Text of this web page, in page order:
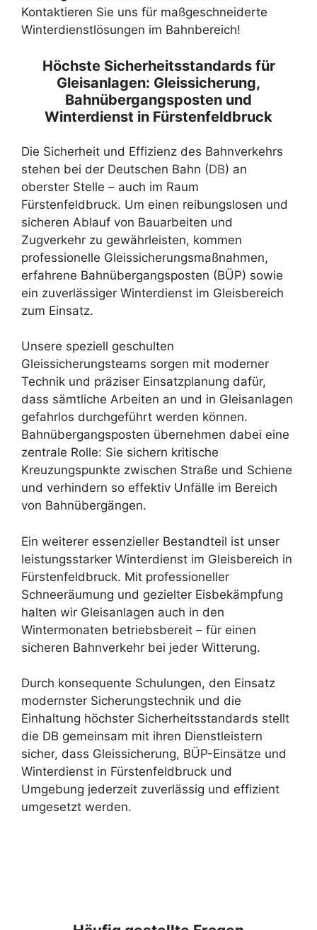
Kontaktieren Sie uns für maßgeschneiderte
Winterdienstlösungen im Bahnbereich!
Höchste Sicherheitsstandards für
Gleisanlagen: Gleissicherung,
Bahnübergangsposten und
Winterdienst in Fürstenfeldbruck
Die Sicherheit und Effizienz des Bahnverkehrs
stehen bei der Deutschen Bahn (DB) an
oberster Stelle – auch im Raum
Fürstenfeldbruck. Um einen reibungslosen und
sicheren Ablauf von Bauarbeiten und
Zugverkehr zu gewährleisten, kommen
professionelle Gleissicherungsmaßnahmen,
erfahrene Bahnübergangsposten (BÜP) sowie
ein zuverlässiger Winterdienst im Gleisbereich
zum Einsatz.
Unsere speziell geschulten
Gleissicherungsteams sorgen mit moderner
Technik und präziser Einsatzplanung dafür,
dass sämtliche Arbeiten an und in Gleisanlagen
gefahrlos durchgeführt werden können.
Bahnübergangsposten übernehmen dabei eine
zentrale Rolle: Sie sichern kritische
Kreuzungspunkte zwischen Straße und Schiene
und verhindern so effektiv Unfälle im Bereich
von Bahnübergängen.
Ein weiterer essenzieller Bestandteil ist unser
leistungsstarker Winterdienst im Gleisbereich in
Fürstenfeldbruck. Mit professioneller
Schneeräumung und gezielter Eisbekämpfung
halten wir Gleisanlagen auch in den
Wintermonaten betriebsbereit – für einen
sicheren Bahnverkehr bei jeder Witterung.
Durch konsequente Schulungen, den Einsatz
modernster Sicherungstechnik und die
Einhaltung höchster Sicherheitsstandards stellt
die DB gemeinsam mit ihren Dienstleistern
sicher, dass Gleissicherung, BÜP-Einsätze und
Winterdienst in Fürstenfeldbruck und
Umgebung jederzeit zuverlässig und effizient
umgesetzt werden.